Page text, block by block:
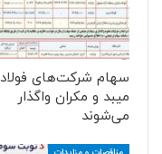
سهام شرکت‌های فولاد
میبد و مکران واگذار
می‌شوند